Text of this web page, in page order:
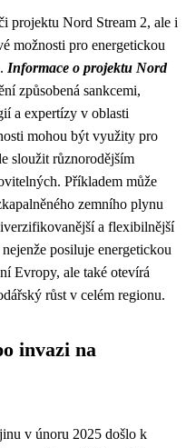
projektu Nord Stream 2, ale i
možnosti pro energetickou
Informace o projektu Nord
způsobená sankcemi,
a expertízy v oblasti
mohou být využity pro
sloužit různorodějším
Příkladem může
zemního plynu
a flexibilnější
posiluje energetickou
Evropy, ale také otevírá
růst v celém regionu.
invazi na
v únoru 2025 došlo k